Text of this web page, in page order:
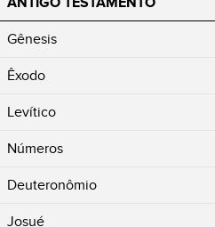
Gênesis
Êxodo
Levítico
Números
Deuteronômio
Josué